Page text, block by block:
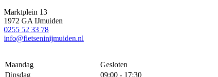
Marktplein 13
1972 GA IJmuiden
0255 52 33 78
info@fietseninijmuiden.nl
Maandag
Gesloten
Dinsdag
09:00 - 17:30